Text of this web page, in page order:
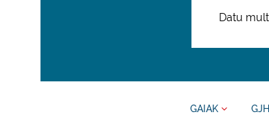
GAIAK GJH